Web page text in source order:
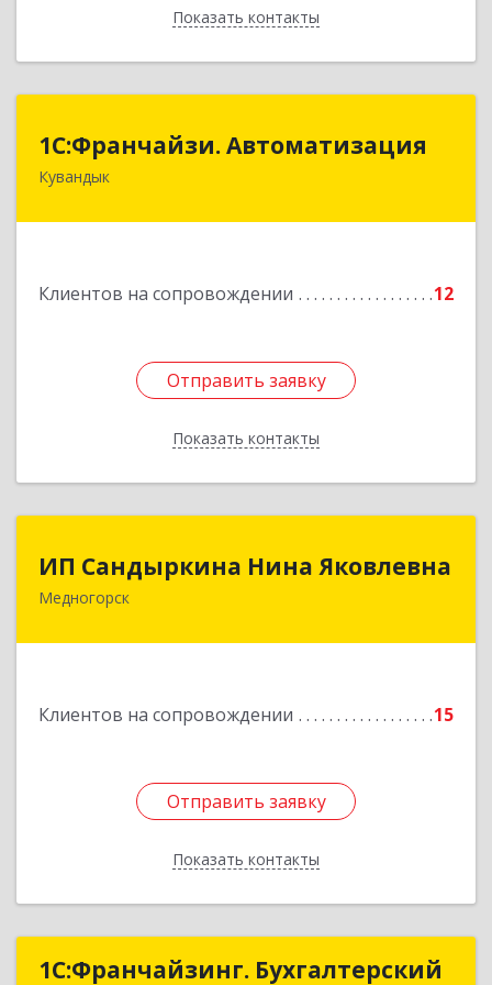
Показать контакты
Назад
1С:Франчайзи. Автоматизация
Кувандык
Клиентов на сопровождении 12
Отправить заявку
Показать контакты
1С:Франчайзи. Автоматизация
462220, Оренбургская обл, Кувандыкский р-н,
Отправить заявку
Назад
ИП Сандыркина Нина Яковлевна
Медногорск
Клиентов на сопровождении 15
Отправить заявку
Показать контакты
462270, Оренбургская обл, Медногорск г,
Отправить заявку
Назад
1С:Франчайзинг. Бухгалтерский
1С:Франчайзинг. Бухгалтерский